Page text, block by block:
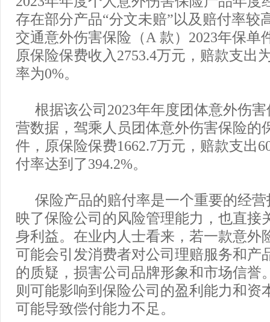
存在部分产品“分文未赔”以及赔付率较
交通意外伤害保险（A 款）2023年保单
原保险保费收入2753.4万元，赔款支出
率为0%。
根据该公司2023年年度团体意外伤
营数据，驾乘人员团体意外伤害保险的
件，原保险保费1662.7万元，赔款支出
付率达到了394.2%。
保险产品的赔付率是一个重要的经
映了保险公司的风险管理能力，也直接
身利益。在业内人士看来，若一款意外
可能会引发消费者对公司理赔服务和产
的质疑，损害公司品牌形象和市场信誉
则可能影响到保险公司的盈利能力和资
可能导致偿付能力不足。